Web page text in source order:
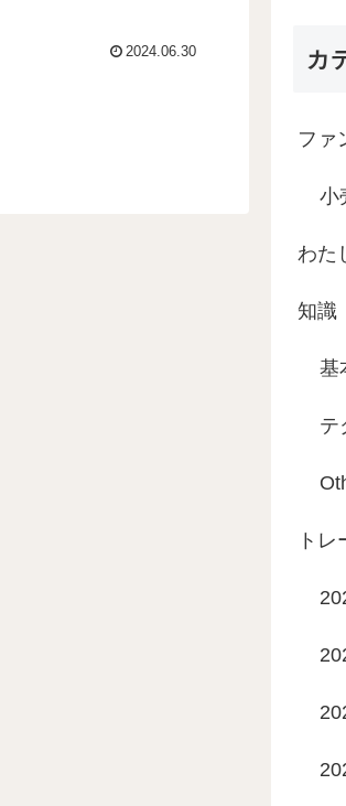
2024.06.30 カ
ファ
小
わた
知識
基
テ
トレ